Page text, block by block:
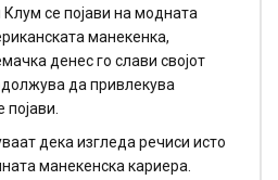
се појави на модната
манекенка,
денес го слави својот
да привлекува
појави.
дека изгледа речиси исто
манекенска кариера.